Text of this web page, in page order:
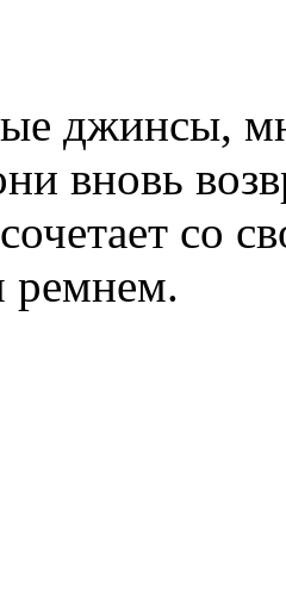
джинсы,
вновь
со
ремнем.